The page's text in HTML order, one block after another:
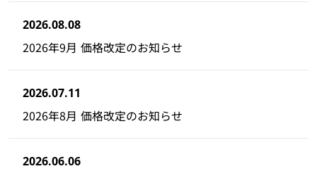
2026.08.08
2026年9月 価格改定のお知らせ
2026.07.11
2026年8月 価格改定のお知らせ
2026.06.06